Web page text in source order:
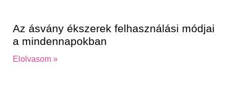
Az ásvány ékszerek felhasználási módjai
a mindennapokban
Elolvasom »